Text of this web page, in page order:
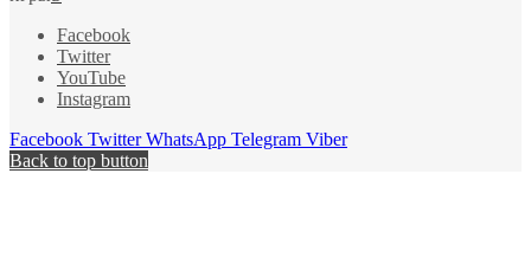
Facebook
Twitter
YouTube
Instagram
Facebook Twitter WhatsApp Telegram Viber
Back to top button